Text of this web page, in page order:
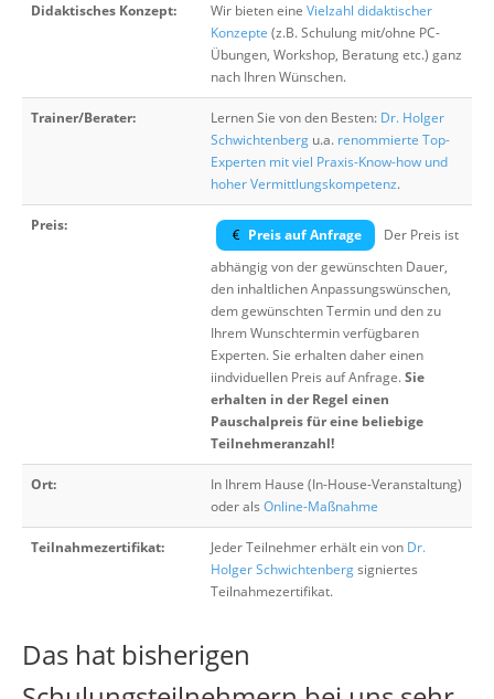
Didaktisches Konzept: Wir bieten eine Vielzahl didaktischer
Konzepte (z.B. Schulung mit/ohne PC-
Übungen, Workshop, Beratung etc.) ganz
nach Ihren Wünschen.
Trainer/Berater: Lernen Sie von den Besten: Dr. Holger
Schwichtenberg u.a. renommierte Top-
Experten mit viel Praxis-Know-how und
hoher Vermittlungskompetenz.
Preis:
Preis auf Anfrage
Der Preis ist
abhängig von der gewünschten Dauer,
den inhaltlichen Anpassungswünschen,
dem gewünschten Termin und den zu
Ihrem Wunschtermin verfügbaren
Experten. Sie erhalten daher einen
iindviduellen Preis auf Anfrage.Sie
erhalten in der Regel einen
Pauschalpreis für eine beliebige
Teilnehmeranzahl!
Ort:
In Ihrem Hause (In-House-Veranstaltung)
oder als Online-Maßnahme
Teilnahmezertifikat: Jeder Teilnehmer erhält ein von Dr.
Holger Schwichtenbergsigniertes
Teilnahmezertifikat.
Das hat bisherigen